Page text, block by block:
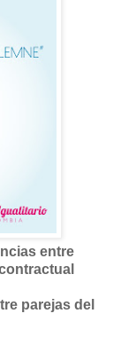
entre
parejas del